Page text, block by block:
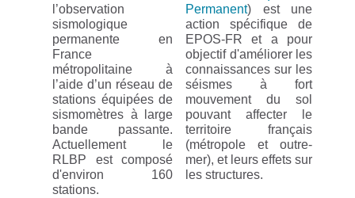
l’observation
sismologique
permanente en
France
métropolitaine à
l’aide d’un réseau de
stations équipées de
sismomètres à large
bande passante.
Actuellement le
RLBP est composé
d'environ 160
stations.
Permanent) est une
action spécifique de
EPOS-FR et a pour
objectif d'améliorer les
connaissances sur les
séismes à fort
mouvement du sol
pouvant affecter le
territoire français
(métropole et outre-
mer), et leurs effets sur
les structures.